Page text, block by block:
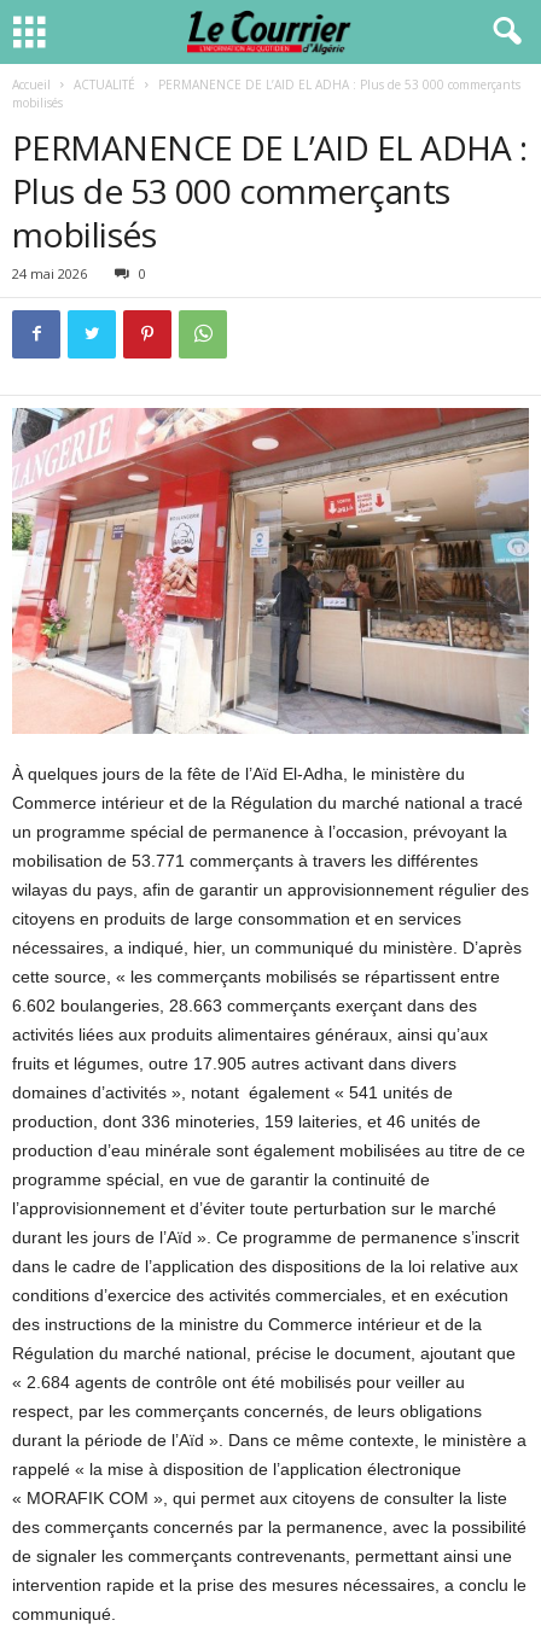
Accueil ACTUALITÉ
PERMANENCE DE L’AID EL ADHA : Plus de 53 000 commerçants
mobilisés
PERMANENCE DE L’AID EL ADHA :
Plus de 53 000 commerçants
mobilisés
24 mai 2026 0
À quelques jours de la fête de l’Aïd El-Adha, le ministère du
Commerce intérieur et de la Régulation du marché national a tracé
un programme spécial de permanence à l’occasion, prévoyant la
mobilisation de 53.771 commerçants à travers les différentes
wilayas du pays, afin de garantir un approvisionnement régulier des
citoyens en produits de large consommation et en services
nécessaires, a indiqué, hier, un communiqué du ministère. D’après
cette source, « les commerçants mobilisés se répartissent entre
6.602 boulangeries, 28.663 commerçants exerçant dans des
activités liées aux produits alimentaires généraux, ainsi qu’aux
fruits et légumes, outre 17.905 autres activant dans divers
domaines d’activités », notant également « 541 unités de
production, dont 336 minoteries, 159 laiteries, et 46 unités de
production d’eau minérale sont également mobilisées au titre de ce
programme spécial, en vue de garantir la continuité de
l’approvisionnement et d’éviter toute perturbation sur le marché
durant les jours de l’Aïd ». Ce programme de permanence s’inscrit
dans le cadre de l’application des dispositions de la loi relative aux
conditions d’exercice des activités commerciales, et en exécution
des instructions de la ministre du Commerce intérieur et de la
Régulation du marché national, précise le document, ajoutant que
« 2.684 agents de contrôle ont été mobilisés pour veiller au
respect, par les commerçants concernés, de leurs obligations
durant la période de l’Aïd ». Dans ce même contexte, le ministère a
rappelé « la mise à disposition de l’application électronique
« MORAFIK COM », qui permet aux citoyens de consulter la liste
des commerçants concernés par la permanence, avec la possibilité
de signaler les commerçants contrevenants, permettant ainsi une
intervention rapide et la prise des mesures nécessaires, a conclu le
communiqué.